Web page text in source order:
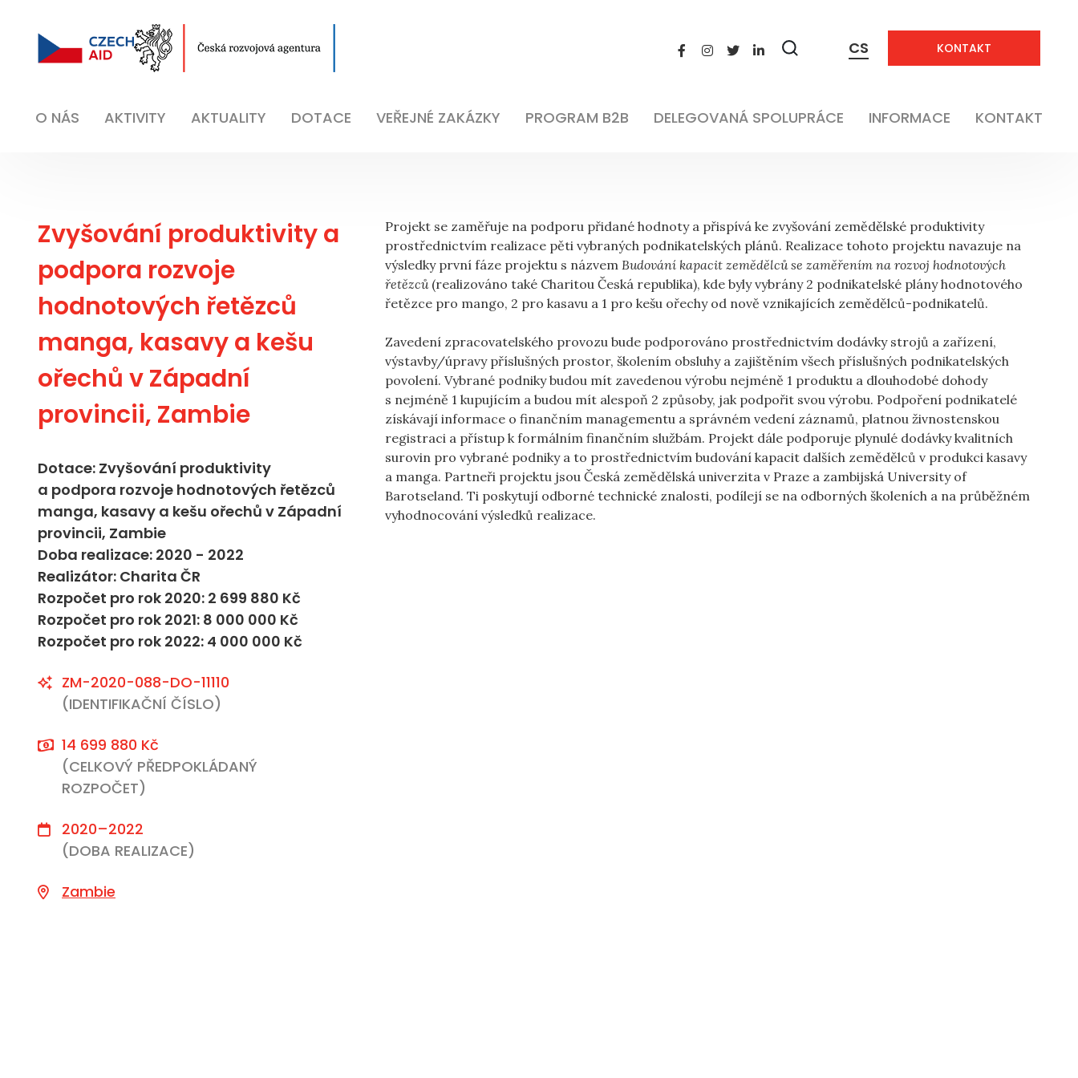
Zobrazit
CS KONTAKT
O NÁS AKTIVITY AKTUALITY DOTACE VEŘEJNÉ ZAKÁZKY PROGRAM B2B DELEGOVANÁ SPOLUPRÁCE INFORMACE KONTAKT
Neaplikovatelné
Vzdělávání
Zvyšování produktivity a
podpora rozvoje
hodnotových řetězců
manga, kasavy a kešu
ořechů v Západní
provincii, Zambie
Dotace: Zvyšování produktivity
a podpora rozvoje hodnotových řetězců
manga, kasavy a kešu ořechů v Západní
provincii, Zambie
Doba realizace: 2020 - 2022
Realizátor: Charita ČR
Rozpočet pro rok 2020: 2 699 880 Kč
Rozpočet pro rok 2021: 8 000 000 Kč
Rozpočet pro rok 2022: 4 000 000 Kč
ZM-2020-088-DO-11110
(IDENTIFIKAČNÍ ČÍSLO)
14 699 880 Kč
(CELKOVÝ PŘEDPOKLÁDANÝ
ROZPOČET)
2020–2022
(DOBA REALIZACE)
Zambie
Projekt se zaměřuje na podporu přidané hodnoty a přispívá ke zvyšování zemědělské produktivity
prostřednictvím realizace pěti vybraných podnikatelských plánů. Realizace tohoto projektu navazuje na
výsledky první fáze projektu s názvemBudování kapacit zemědělců se zaměřením na rozvoj hodnotových
řetězců (realizováno také Charitou Česká republika), kde byly vybrány 2 podnikatelské plány hodnotového
řetězce pro mango, 2 pro kasavu a 1 pro kešu ořechy od nově vznikajících zemědělců-podnikatelů.
Zavedení zpracovatelského provozu bude podporováno prostřednictvím dodávky strojů a zařízení,
výstavby/úpravy příslušných prostor, školením obsluhy a zajištěním všech příslušných podnikatelských
povolení. Vybrané podniky budou mít zavedenou výrobu nejméně 1 produktu a dlouhodobé dohody
s nejméně 1 kupujícím a budou mít alespoň 2 způsoby, jak podpořit svou výrobu. Podpoření podnikatelé
získávají informace o finančním managementu a správném vedení záznamů, platnou živnostenskou
registraci a přístup k formálním finančním službám. Projekt dále podporuje plynulé dodávky kvalitních
surovin pro vybrané podniky a to prostřednictvím budování kapacit dalších zemědělců v produkci kasavy
a manga. Partneři projektu jsou Česká zemědělská univerzita v Praze a zambijská University of
Barotseland. Ti poskytují odborné technické znalosti, podílejí se na odborných školeních a na průběžném
vyhodnocování výsledků realizace.